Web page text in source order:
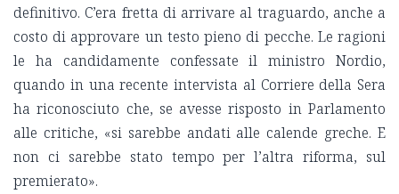
definitivo. C’era fretta di arrivare al traguardo, anche a
costo di approvare un testo pieno di pecche. Le ragioni
le ha candidamente confessate il ministro Nordio,
quando in una recente intervista al Corriere della Sera
ha riconosciuto che, se avesse risposto in Parlamento
alle critiche, «si sarebbe andati alle calende greche. E
non ci sarebbe stato tempo per l’altra riforma, sul
premierato».